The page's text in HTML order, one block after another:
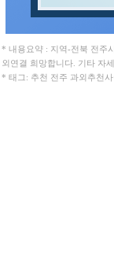
* 내용요약 : 지역-전북 전주
외연결 희망합니다. 기타 자
* 태그: 추천 전주 과외추천